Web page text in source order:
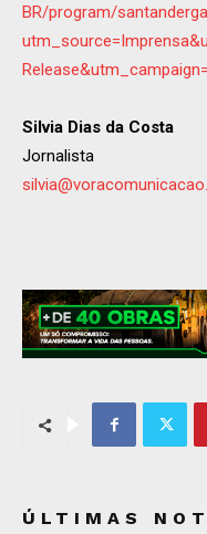
BR/program/
Silvia Dias da Costa
Jornalista
ÚLTIMAS